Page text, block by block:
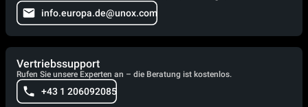
info.europa.de@unox.com
Vertriebssupport
Rufen Sie unsere Experten an – die Beratung ist kostenlos.
+43 1 206092085